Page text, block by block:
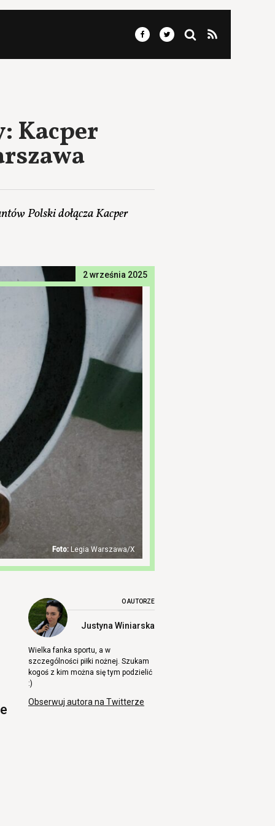
Kacper
Polski dołącza Kacper
2 września 2025
Legia Warszawa/X
O AUTORZE
Justyna Winiarska
Wielka fanka sportu, a w
szczególności piłki nożnej. Szukam
kogoś z kim można się tym podzielić
:)
Obserwuj autora na Twitterze